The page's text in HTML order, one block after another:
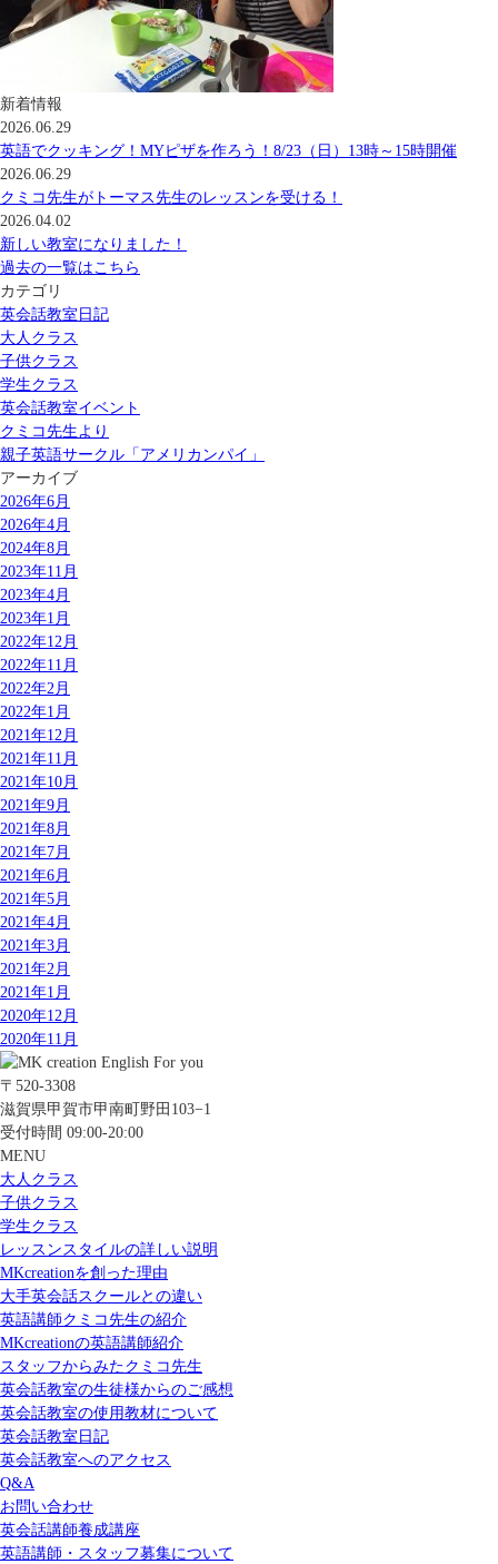
新着情報
2026.06.29
英語でクッキング！MYピザを作ろう！8/23（日）13時～15時開催
2026.06.29
クミコ先生がトーマス先生のレッスンを受ける！
2026.04.02
新しい教室になりました！
過去の一覧はこちら
カテゴリ
英会話教室日記
大人クラス
子供クラス
学生クラス
英会話教室イベント
クミコ先生より
親子英語サークル「アメリカンパイ」
アーカイブ
2026年6月
2026年4月
2024年8月
2023年11月
2023年4月
2023年1月
2022年12月
2022年11月
2022年2月
2022年1月
2021年12月
2021年11月
2021年10月
2021年9月
2021年8月
2021年7月
2021年6月
2021年5月
2021年4月
2021年3月
2021年2月
2021年1月
2020年12月
2020年11月
〒520-3308
滋賀県甲賀市甲南町野田103−1
受付時間 09:00-20:00
MENU
大人クラス
子供クラス
学生クラス
レッスンスタイルの詳しい説明
MKcreationを創った理由
大手英会話スクールとの違い
英語講師クミコ先生の紹介
MKcreationの英語講師紹介
スタッフからみたクミコ先生
英会話教室の生徒様からのご感想
英会話教室の使用教材について
英会話教室日記
英会話教室へのアクセス
Q&A
お問い合わせ
英会話講師養成講座
英語講師・スタッフ募集について